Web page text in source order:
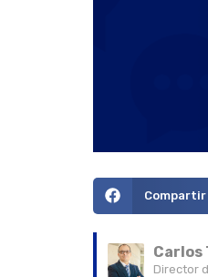
Compartir
Carlos
Director